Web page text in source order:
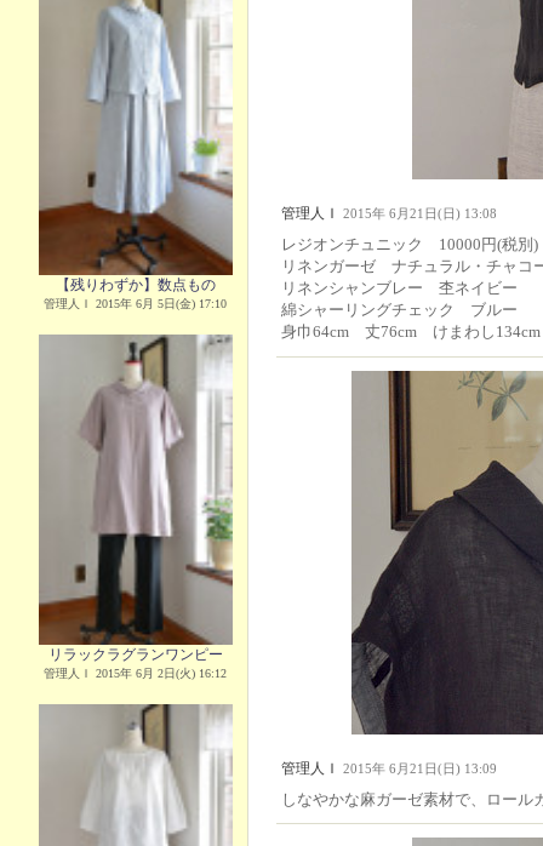
【残りわずか】数点もの
管理人Ｉ 2015年 6月 5日(金) 17:10
リラックラグランワンピー
管理人Ｉ 2015年 6月 2日(火) 16:12
管理人Ｉ 2015年 6月21日(日) 13:08
レジオンチュニック 10000円(税別)
リネンガーゼ ナチュラル・チャコ
リネンシャンブレー 杢ネイビー
綿シャーリングチェック ブルー
身巾64cm 丈76cm けまわし134cm
管理人Ｉ 2015年 6月21日(日) 13:09
しなやかな麻ガーゼ素材で、ロール